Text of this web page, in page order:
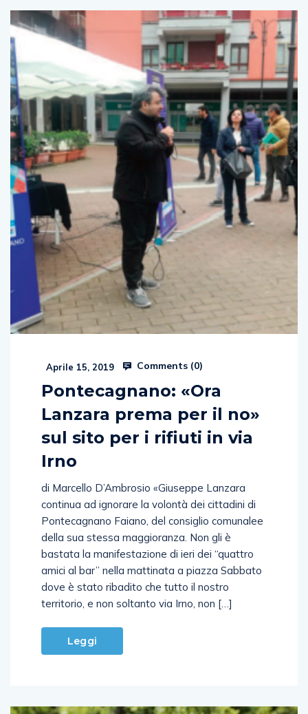
Aprile 15, 2019 Comments (0)
Pontecagnano: «Ora
Lanzara prema per il no»
sul sito per i rifiuti in via
Irno
di Marcello D’Ambrosio «Giuseppe Lanzara
continua ad ignorare la volontà dei cittadini di
Pontecagnano Faiano, del consiglio comunalee
della sua stessa maggioranza. Non gli è
bastata la manifestazione di ieri dei “quattro
amici al bar” nella mattinata a piazza Sabbato
dove è stato ribadito che tutto il nostro
territorio, e non soltanto via Irno, non […]
Leggi